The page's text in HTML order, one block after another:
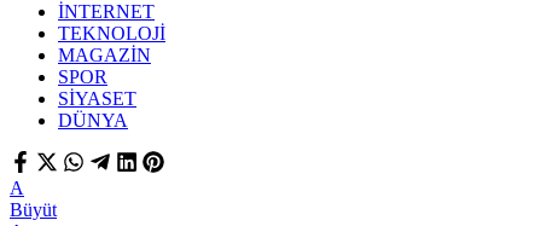
İNTERNET
TEKNOLOJİ
MAGAZİN
SPOR
SİYASET
DÜNYA
A
Büyüt